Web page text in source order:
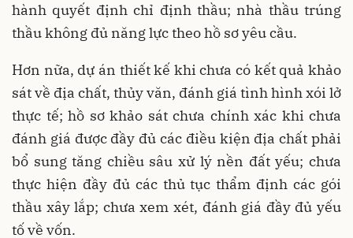
hành quyết định chỉ định thầu; nhà thầu trúng
thầu không đủ năng lực theo hồ sơ yêu cầu.
Hơn nữa, dự án thiết kế khi chưa có kết quả khảo
sát về địa chất, thủy văn, đánh giá tình hình xói lở
thực tế; hồ sơ khảo sát chưa chính xác khi chưa
đánh giá được đầy đủ các điều kiện địa chất phải
bổ sung tăng chiều sâu xử lý nền đất yếu; chưa
thực hiện đầy đủ các thủ tục thẩm định các gói
thầu xây lắp; chưa xem xét, đánh giá đầy đủ yếu
tố về vốn.